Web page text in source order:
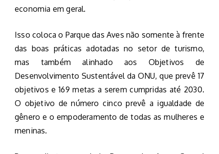
economia em geral.
Isso coloca o Parque das Aves não somente à frente
das boas práticas adotadas no setor de turismo,
mas também alinhado aos Objetivos de
Desenvolvimento Sustentável da ONU, que prevê 17
objetivos e 169 metas a serem cumpridas até 2030.
O objetivo de número cinco prevê a igualdade de
gênero e o empoderamento de todas as mulheres e
meninas.